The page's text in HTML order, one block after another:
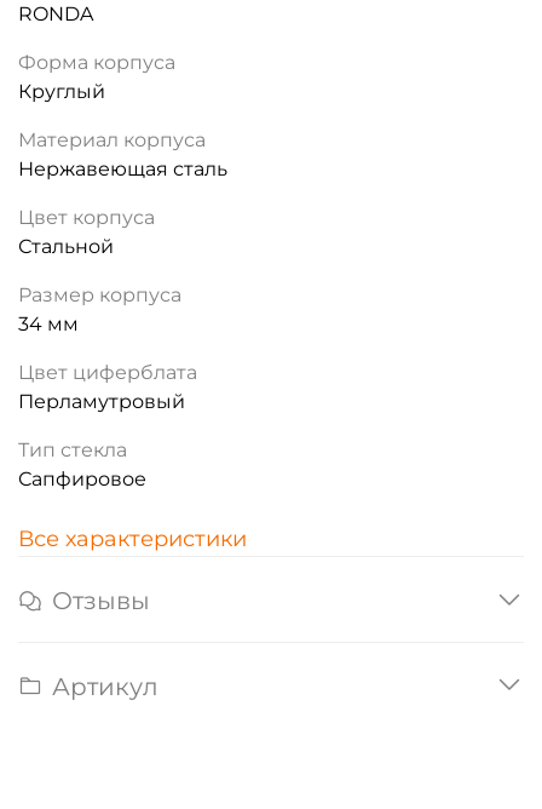
RONDA
Форма корпуса
Круглый
Материал корпуса
Нержавеющая сталь
Цвет корпуса
Стальной
Размер корпуса
34 мм
Цвет циферблата
Перламутровый
Тип стекла
Сапфировое
Все характеристики
Отзывы
Артикул